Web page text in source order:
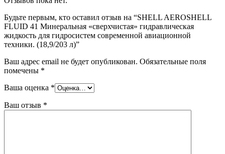
Будьте первым, кто оставил отзыв на “SHELL AEROSHELL
FLUID 41 Минеральная «сверхчистая» гидравлическая
жидкость для гидросистем современной авиационной
техники. (18,9/203 л)”
Ваш адрес email не будет опубликован. Обязательные поля
помечены *
Ваша оценка *
Ваш отзыв *